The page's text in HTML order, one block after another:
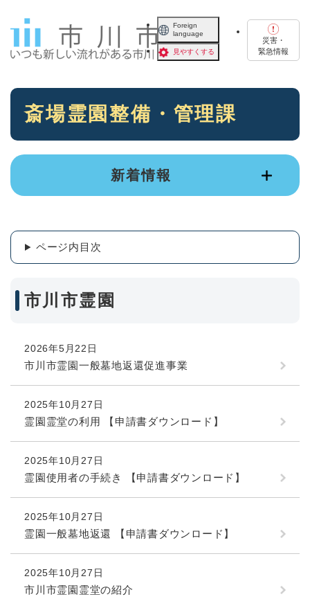
Foreign
language
見やすくする
災害・
緊急情報
本
斎場霊園整備・管理課
新着情報
ページ内目次
市川市霊園
2026年5月22日
市川市霊園一般墓地返還促進事業
2025年10月27日
霊園霊堂の利用 【申請書ダウンロード】
2025年10月27日
霊園使用者の手続き 【申請書ダウンロード】
2025年10月27日
霊園一般墓地返還 【申請書ダウンロード】
2025年10月27日
市川市霊園霊堂の紹介